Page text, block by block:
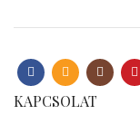
KAPCSOLAT